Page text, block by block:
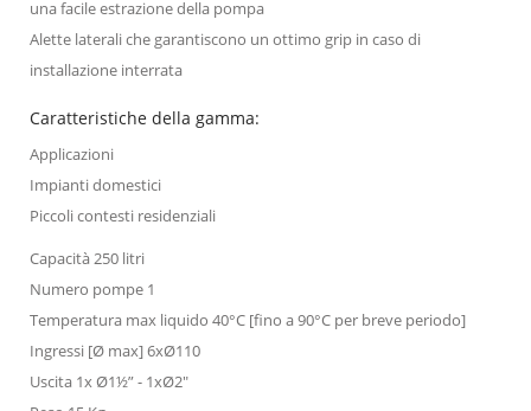
una facile estrazione della pompa
Alette laterali che garantiscono un ottimo grip in caso di
installazione interrata
Caratteristiche della gamma:
Applicazioni
Impianti domestici
Piccoli contesti residenziali
Capacità 250 litri
Numero pompe 1
Temperatura max liquido 40°C [fino a 90°C per breve periodo]
Ingressi [Ø max] 6xØ110
Uscita 1x Ø1½” - 1xØ2"